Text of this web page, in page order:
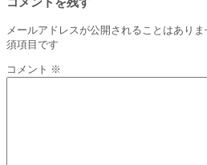
メールアドレスが公開されることはありま
須項目です
コメント ※